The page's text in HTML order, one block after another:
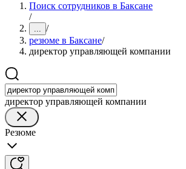
Поиск сотрудников в Баксане
/
... /
резюме в Баксане/
директор управляющей компании
директор управляющей компании
Резюме